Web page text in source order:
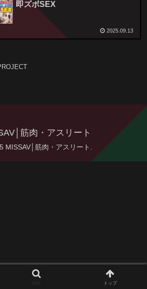
即ズボSEX
2025.09.13
筋肉・アスリート
MISSAV│筋肉・アスリート.
トップ